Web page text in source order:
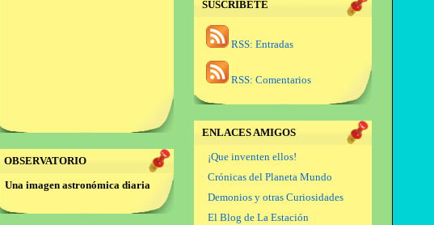
OBSERVATORIO
Una imagen astronómica diaria
SUSCRÍBETE
RSS: Entradas
RSS: Comentarios
ENLACES AMIGOS
¡Que inventen ellos!
Crónicas del Planeta Mundo
Demonios y otras Curiosidades
El Blog de La Estación